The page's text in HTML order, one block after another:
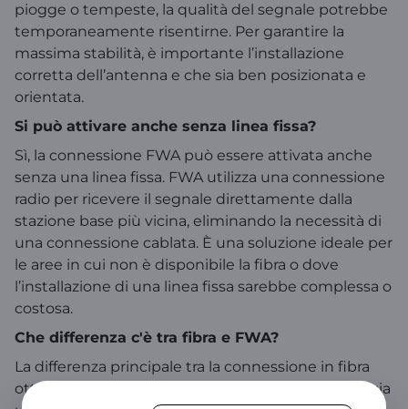
piogge o tempeste, la qualità del segnale potrebbe
temporaneamente risentirne. Per garantire la
massima stabilità, è importante l’installazione
corretta dell’antenna e che sia ben posizionata e
orientata.
Si può attivare anche senza linea fissa?
Sì, la connessione FWA può essere attivata anche
senza una linea fissa. FWA utilizza una connessione
radio per ricevere il segnale direttamente dalla
stazione base più vicina, eliminando la necessità di
una connessione cablata. È una soluzione ideale per
le aree in cui non è disponibile la fibra o dove
l’installazione di una linea fissa sarebbe complessa o
costosa.
Che differenza c'è tra fibra e FWA?
La differenza principale tra la connessione in fibra
ottica e la connessione FWA risiede nella tecnologia